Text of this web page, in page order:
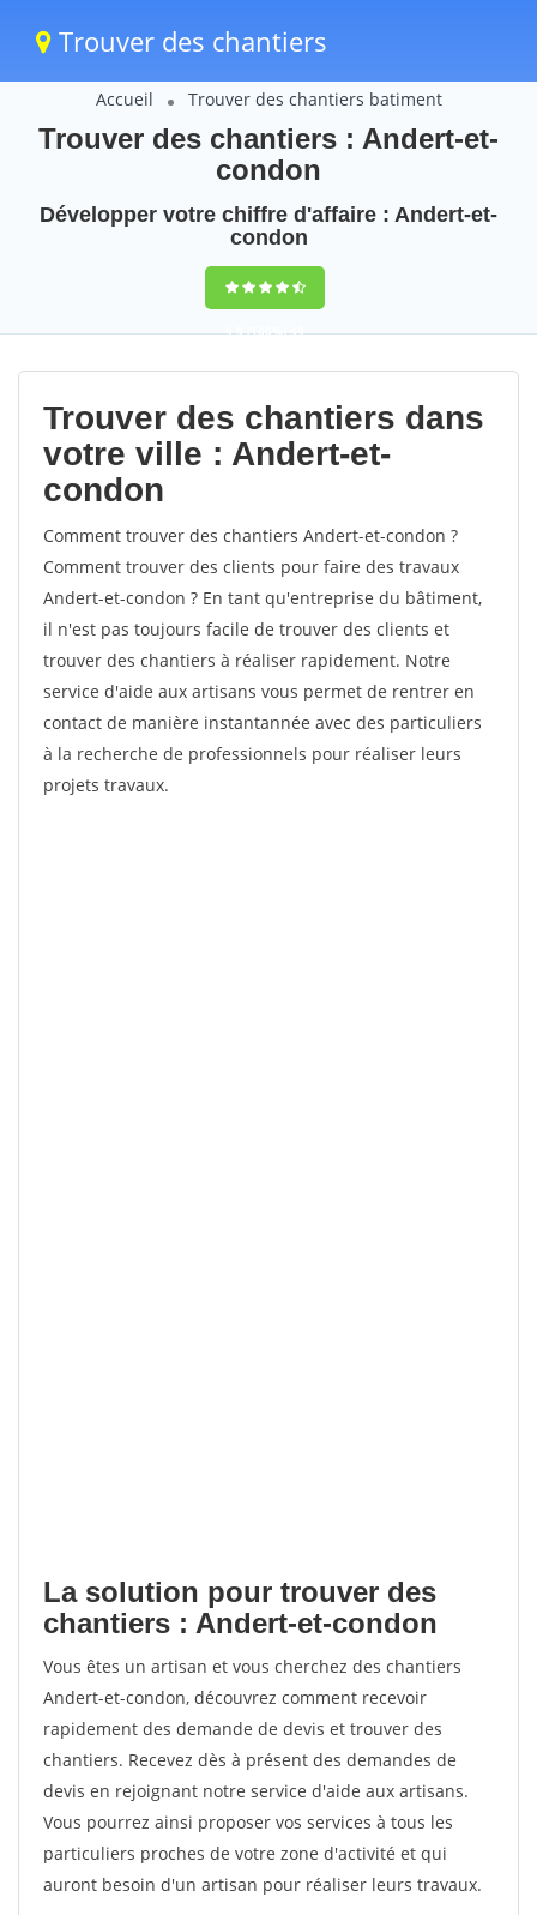
Trouver des chantiers
Accueil Trouver des chantiers batiment
Trouver des chantiers : Andert-et-
condon
Développer votre chiffre d'affaire : Andert-et-
condon
9,5(100%)49
votes
Trouver des chantiers dans
votre ville : Andert-et-
condon
Comment trouver des chantiers Andert-et-condon ?
Comment trouver des clients pour faire des travaux
Andert-et-condon ? En tant qu'entreprise du bâtiment,
il n'est pas toujours facile de trouver des clients et
trouver des chantiers à réaliser rapidement. Notre
service d'aide aux artisans vous permet de rentrer en
contact de manière instantannée avec des particuliers
à la recherche de professionnels pour réaliser leurs
projets travaux.
La solution pour trouver des
chantiers : Andert-et-condon
Vous êtes un artisan et vous cherchez des chantiers
Andert-et-condon, découvrez comment recevoir
rapidement des demande de devis et trouver des
chantiers. Recevez dès à présent des demandes de
devis en rejoignant notre service d'aide aux artisans.
Vous pourrez ainsi proposer vos services à tous les
particuliers proches de votre zone d'activité et qui
auront besoin d'un artisan pour réaliser leurs travaux.